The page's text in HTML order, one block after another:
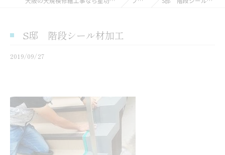
S邸 階段シール材加工
2019/09/27